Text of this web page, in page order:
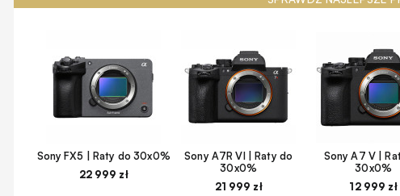
Sony FX5 | Raty do 30x0%
22 999 zł
Sony A7R VI | Raty do
30x0%
21 999 zł
Sony A7 V |
30x0%
12 999 zł